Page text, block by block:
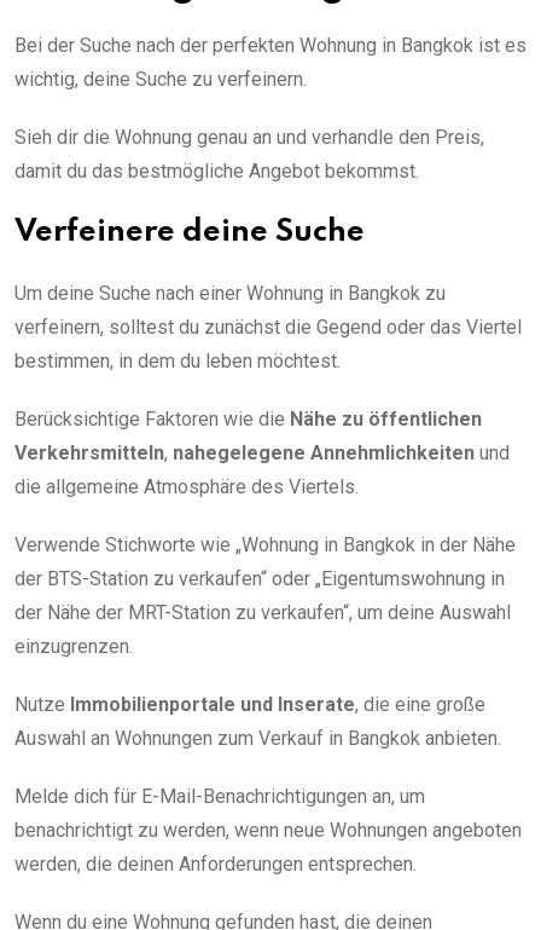
Bei der Suche nach der perfekten Wohnung in Bangkok ist es
wichtig, deine Suche zu verfeinern.
Sieh dir die Wohnung genau an und verhandle den Preis,
damit du das bestmögliche Angebot bekommst.
Verfeinere deine Suche
Um deine Suche nach einer Wohnung in Bangkok zu
verfeinern, solltest du zunächst die Gegend oder das Viertel
bestimmen, in dem du leben möchtest.
Berücksichtige Faktoren wie die Nähe zu öffentlichen
Verkehrsmitteln, nahegelegene Annehmlichkeiten und
die allgemeine Atmosphäre des Viertels.
Verwende Stichworte wie „Wohnung in Bangkok in der Nähe
der BTS-Station zu verkaufen“ oder „Eigentumswohnung in
der Nähe der MRT-Station zu verkaufen“, um deine Auswahl
einzugrenzen.
Nutze Immobilienportale und Inserate, die eine große
Auswahl an Wohnungen zum Verkauf in Bangkok anbieten.
Melde dich für E-Mail-Benachrichtigungen an, um
benachrichtigt zu werden, wenn neue Wohnungen angeboten
werden, die deinen Anforderungen entsprechen.
Wenn du eine Wohnung gefunden hast, die deinen